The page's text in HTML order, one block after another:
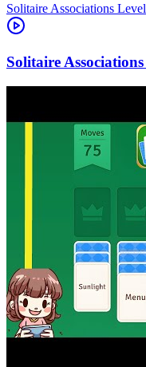
Level